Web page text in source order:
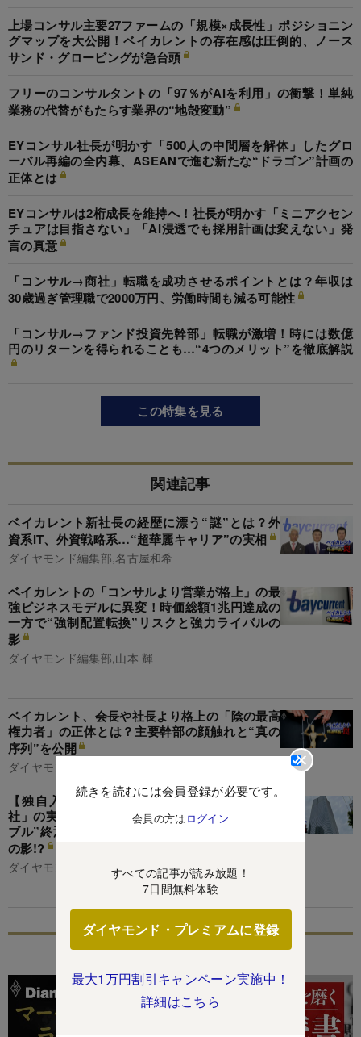
続きを読むには会員登録が必要です。
会員の方は ログイン
すべての記事が読み放題！
7日間無料体験
ダイヤモンド・プレミアムに登録
最大1万円割引キャンペーン実施中！
詳細はこちら
上場コンサル主要27ファームの「規模×成長性」ポジショニン
グマップを大公開！ベイカレントの存在感は圧倒的、ノース
サンド・グロービングが急台頭
フリーのコンサルタントの「97％がAIを利用」の衝撃！単純
業務の代替がもたらす業界の“地殻変動”
EYコンサル社長が明かす「500人の中間層を解体」したグロ
ーバル再編の全内幕、ASEANで進む新たな“ドラゴン”計画の
正体とは
EYコンサルは2桁成長を維持へ！社長が明かす「ミニアクセン
チュアは目指さない」「AI浸透でも採用計画は変えない」発
言の真意
「コンサル→商社」転職を成功させるポイントとは？年収は
30歳過ぎ管理職で2000万円、労働時間も減る可能性
「コンサル→ファンド投資先幹部」転職が激増！時には数億
円のリターンを得られることも…“4つのメリット”を徹底解説
この特集を見る
関連記事
ベイカレント新社長の経歴に漂う“謎”とは？外
資系IT、外資戦略系…“超華麗キャリア”の実相
ダイヤモンド編集部,名古屋和希
ベイカレントの「コンサルより営業が格上」の最
強ビジネスモデルに異変！時価総額1兆円達成の
一方で“強制配置転換”リスクと強力ライバルの
影
ダイヤモンド編集部,山本 輝
ベイカレント、会長や社長より格上の「陰の最高
権力者」の正体とは？主要幹部の顔触れと“真の
序列”を公開
ダイヤモンド編集部,名古屋和希
【独自入手】ベイカレントの「超重要顧客29
社」の実名と最新序列を全公開！“ファイザーバ
ブル”終焉後の新顧客開拓戦略にアクセンチュア
の影!?
ダイヤモンド編集部,山本興陽
特集